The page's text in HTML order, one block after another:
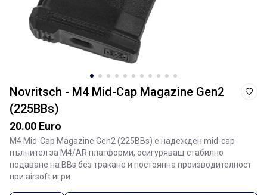
Novritsch - M4 Mid-Cap Magazine Gen2
(225BBs)
20.00 Euro
M4 Mid-Cap Magazine Gen2 (225BBs) е надежден mid-cap
пълнител за M4/AR платформи, осигуряващ стабилно
подаване на BBs без тракане и постоянна производителност
при airsoft игри.